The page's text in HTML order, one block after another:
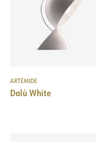
ARTEMIDE
Dalù White